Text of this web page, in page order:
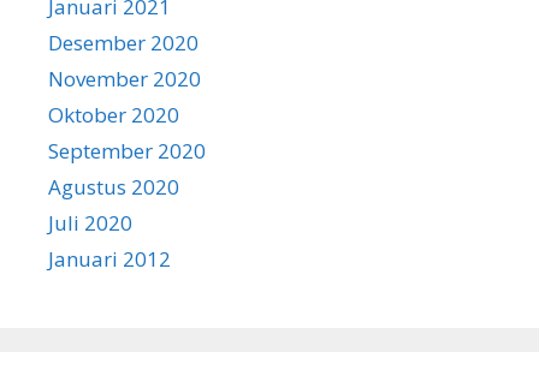
Januari 2021
Desember 2020
November 2020
Oktober 2020
September 2020
Agustus 2020
Juli 2020
Januari 2012